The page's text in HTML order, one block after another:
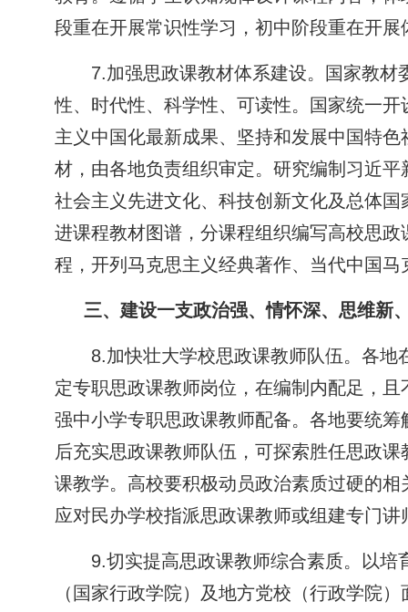
段重在开展常识性学习，初中阶段重在开
7.加强思政课教材体系建设。国家教
性、时代性、科学性、可读性。国家统一
主义中国化最新成果、坚持和发展中国特
材，由各地负责组织审定。研究编制习近
社会主义先进文化、科技创新文化及总体
进课程教材图谱，分课程组织编写高校思
程，开列马克思主义经典著作、当代中国
三、建设一支政治强、情怀深、思维新
8.加快壮大学校思政课教师队伍。各
定专职思政课教师岗位，在编制内配足，
强中小学专职思政课教师配备。各地要统
后充实思政课教师队伍，可探索胜任思政
课教学。高校要积极动员政治素质过硬的
应对民办学校指派思政课教师或组建专门
9.切实提高思政课教师综合素质。以
（国家行政学院）及地方党校（行政学院